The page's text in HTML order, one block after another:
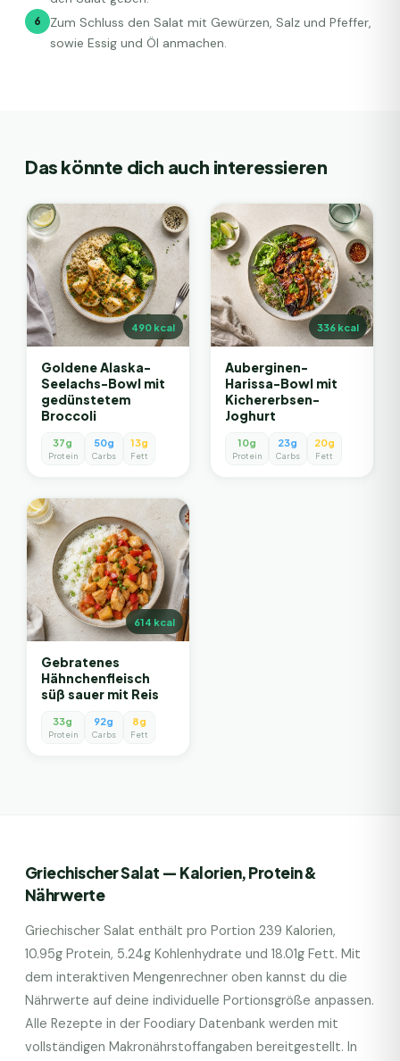
6
Zum Schluss den Salat mit Gewürzen, Salz und Pfeffer,
sowie Essig und Öl anmachen.
Das könnte dich auch interessieren
490kcal
Goldene Alaska-
Seelachs-Bowl mit
gedünstetem
Broccoli
37g
Protein
50g
Carbs
13g
Fett
336kcal
Auberginen-
Harissa-Bowl mit
Kichererbsen-
Joghurt
10g
Protein
23g
Carbs
20g
Fett
614 kcal
Gebratenes
Hähnchenfleisch
süß sauer mit Reis
33g
Protein
92g
Carbs
8g
Fett
Griechischer Salat — Kalorien, Protein &
Nährwerte
Griechischer Salat enthält pro Portion 239 Kalorien,
10.95g Protein, 5.24g Kohlenhydrate und 18.01g Fett. Mit
dem interaktiven Mengenrechner oben kannst du die
Nährwerte auf deine individuelle Portionsgröße anpassen.
Alle Rezepte in der Foodiary Datenbank werden mit
vollständigen Makronährstoffangaben bereitgestellt. In